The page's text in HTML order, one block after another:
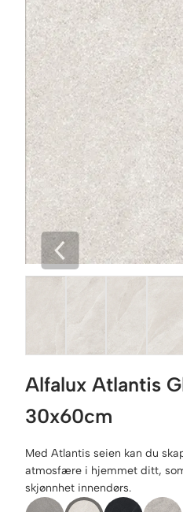
Alfalux Atlantis
30x60cm
Med Atlantis seien kan du
atmosfære i hjemmet ditt,
skjønnhet innendørs.